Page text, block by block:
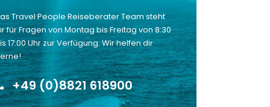
Travel People Reiseberater Team steht
für Fragen von Montag bis Freitag von 8:30
17:00 Uhr zur Verfügung. Wir helfen dir
+49 (0)8821 618900